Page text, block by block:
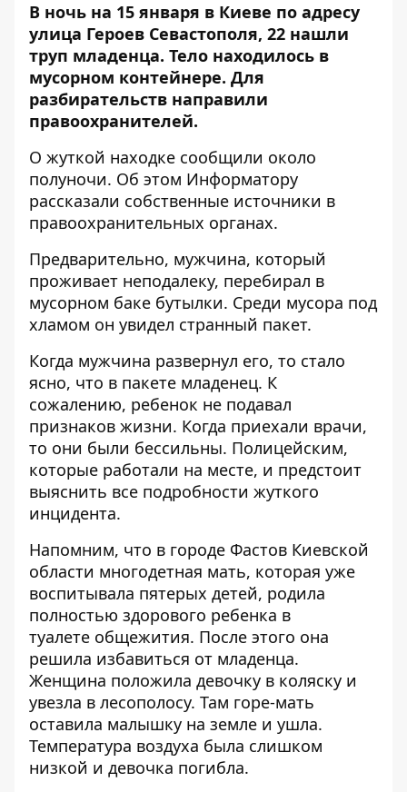
В ночь на 15 января в Киеве по адресу
улица Героев Севастополя, 22 нашли
труп младенца. Тело находилось в
мусорном контейнере. Для
разбирательств направили
правоохранителей.
О жуткой находке сообщили около
полуночи. Об этом Информатору
рассказали собственные источники в
правоохранительных органах.
Предварительно, мужчина, который
проживает неподалеку, перебирал в
мусорном баке бутылки. Среди мусора под
хламом он увидел странный пакет.
Когда мужчина развернул его, то стало
ясно, что в пакете младенец. К
сожалению, ребенок не подавал
признаков жизни. Когда приехали врачи,
то они были бессильны. Полицейским,
которые работали на месте, и предстоит
выяснить все подробности жуткого
инцидента.
Напомним, что в городе Фастов Киевской
области многодетная мать, которая уже
воспитывала пятерых детей, родила
полностью здорового ребенка в
туалете общежития. После этого она
решила избавиться от младенца.
Женщина положила девочку в коляску и
увезла в лесополосу. Там горе-мать
оставила малышку на земле и ушла.
Температура воздуха была слишком
низкой и девочка погибла.